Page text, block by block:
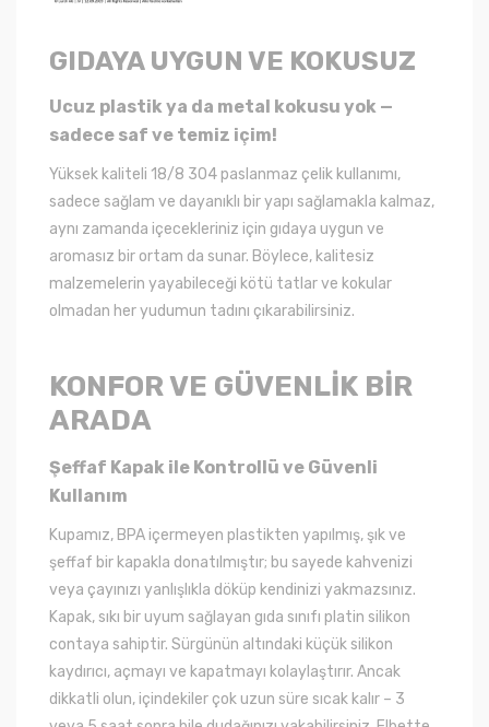
GIDAYA UYGUN VE KOKUSUZ
Ucuz plastik ya da metal kokusu yok —
sadece saf ve temiz içim!
Yüksek kaliteli 18/8 304 paslanmaz çelik kullanımı,
sadece sağlam ve dayanıklı bir yapı sağlamakla kalmaz,
aynı zamanda içecekleriniz için gıdaya uygun ve
aromasız bir ortam da sunar. Böylece, kalitesiz
malzemelerin yayabileceği kötü tatlar ve kokular
olmadan her yudumun tadını çıkarabilirsiniz.
KONFOR VE GÜVENLİK BİR
ARADA
Şeffaf Kapak ile Kontrollü ve Güvenli
Kullanım
Kupamız, BPA içermeyen plastikten yapılmış, şık ve
şeffaf bir kapakla donatılmıştır; bu sayede kahvenizi
veya çayınızı yanlışlıkla döküp kendinizi yakmazsınız.
Kapak, sıkı bir uyum sağlayan gıda sınıfı platin silikon
contaya sahiptir. Sürgünün altındaki küçük silikon
kaydırıcı, açmayı ve kapatmayı kolaylaştırır. Ancak
dikkatli olun, içindekiler çok uzun süre sıcak kalır – 3